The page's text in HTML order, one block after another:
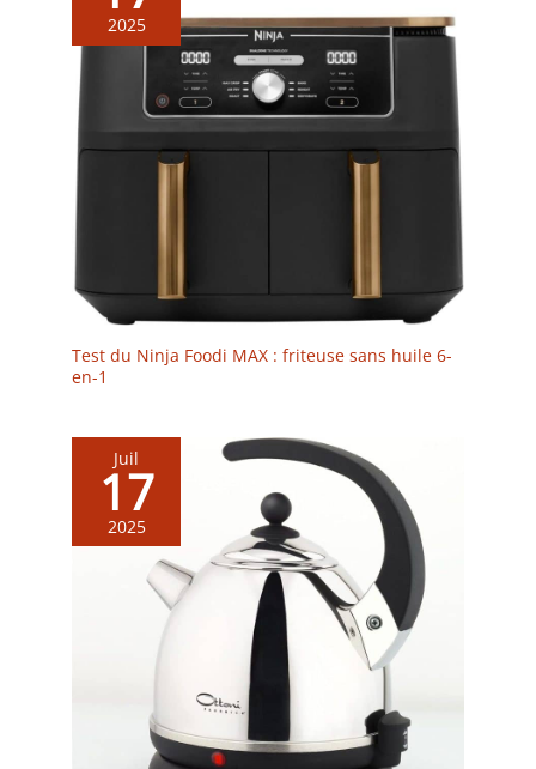
2025
Test du Ninja Foodi MAX : friteuse sans huile 6-
en-1
Juil
17
2025